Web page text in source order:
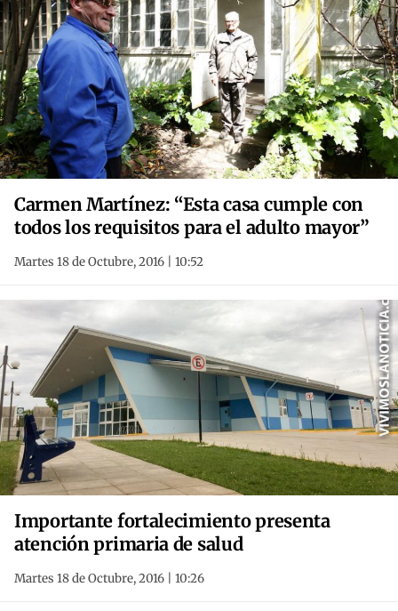
Carmen Martínez: “Esta casa cumple con
todos los requisitos para el adulto mayor”
Martes 18 de Octubre, 2016 | 10:52
Importante fortalecimiento presenta
atención primaria de salud
Martes 18 de Octubre, 2016 | 10:26